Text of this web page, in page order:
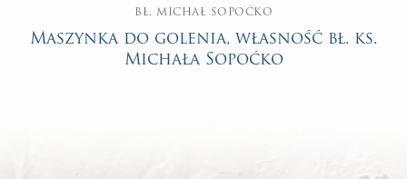
BŁ. MICHAŁ SOPOĆKO
Maszynka do golenia, własność bł. ks.
Michała Sopoćko